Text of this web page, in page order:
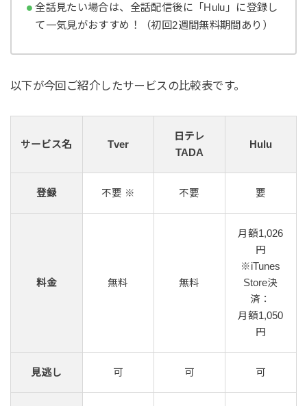
全話見たい場合は、全話配信後に「Hulu」に登録し
て一気見がおすすめ！（初回2週間無料期間あり）
以下が今回ご紹介したサービスの比較表です。
サービス名 Tver
日テレ
TADA
Hulu
登録 不要 ※ 不要 要
料金 無料 無料
月額1,026
円
※iTunes
Store決
済：
月額1,050
円
見逃し 可 可 可